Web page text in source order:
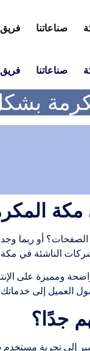
صناعاتنا
صناعاتنا
أو ربما
الناشئة في
ومميزة على
العميل إلى
جدًا؟
إلى تجربة